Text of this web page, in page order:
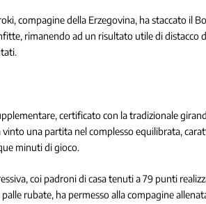
compagine della Erzegovina, ha staccato il
rimanendo ad un risultato utile di distacco
certificato con la tradizionale
vinto una partita nel complesso equilibrata,
minuti di gioco.
coi padroni di casa tenuti a 79 punti
rubate, ha permesso alla compagine